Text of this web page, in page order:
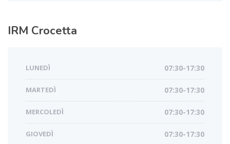
IRM Crocetta
LUNEDÌ 07:30-17:30
MARTEDÌ 07:30-17:30
MERCOLEDÌ 07:30-17:30
GIOVEDÌ 07:30-17:30